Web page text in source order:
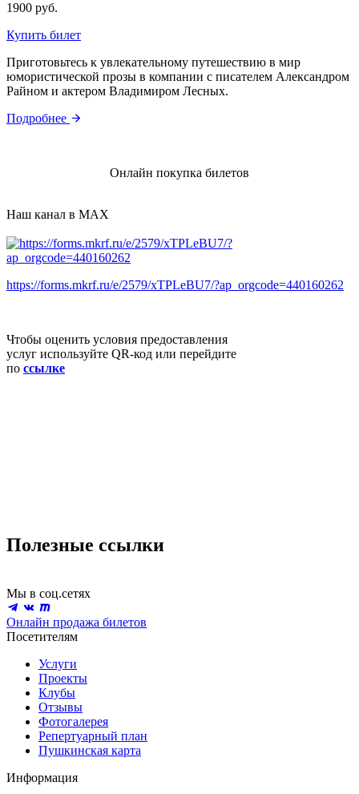
1900 руб.
Купить билет
Приготовьтесь к увлекательному путешествию в мир
юмористической прозы в компании с писателем Александром
Райном и актером Владимиром Лесных.
Подробнее
Онлайн покупка билетов
Наш канал в MAX
https://forms.mkrf.ru/e/2579/xTPLeBU7/?ap_orgcode=440160262
Чтобы оценить условия предоставления
услуг используйте QR-код или перейдите
по ссылке
Полезные ссылки
Мы в соц.сетях
Онлайн продажа билетов
Посетителям
Услуги
Проекты
Клубы
Отзывы
Фотогалерея
Репертуарный план
Пушкинская карта
Информация